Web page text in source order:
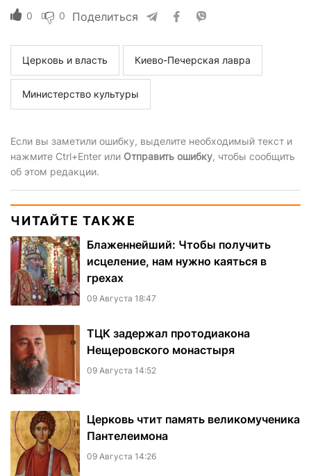
0 0 Поделиться
Церковь и власть Киево-Печерская лавра
Министерство культуры
Если вы заметили ошибку, выделите необходимый текст и
нажмите Ctrl+Enter или Отправить ошибку, чтобы сообщить
об этом редакции.
ЧИТАЙТЕ ТАКЖЕ
Блаженнейший: Чтобы получить
исцеление, нам нужно каяться в
грехах
09 Августа 18:47
ТЦК задержал протодиакона
Нещеровского монастыря
09 Августа 14:52
Церковь чтит память великомученика
Пантелеимона
09 Августа 14:26